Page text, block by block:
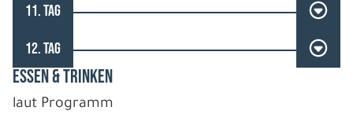
11. TAG
12. TAG
ESSEN & TRINKEN
laut Programm